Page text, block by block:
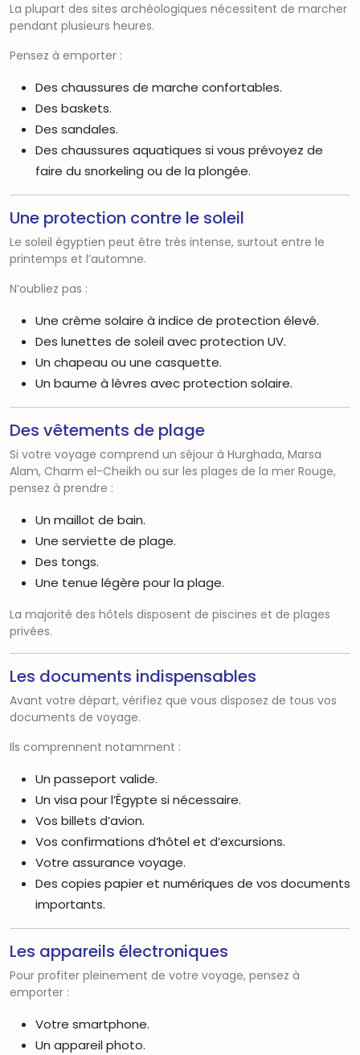
La plupart des sites archéologiques nécessitent de marcher
pendant plusieurs heures.
Pensez à emporter :
Des chaussures de marche confortables.
Des baskets.
Des sandales.
Des chaussures aquatiques si vous prévoyez de
faire du snorkeling ou de la plongée.
Une protection contre le soleil
Le soleil égyptien peut être très intense, surtout entre le
printemps et l’automne.
N’oubliez pas :
Une crème solaire à indice de protection élevé.
Des lunettes de soleil avec protection UV.
Un chapeau ou une casquette.
Un baume à lèvres avec protection solaire.
Des vêtements de plage
Si votre voyage comprend un séjour à Hurghada, Marsa
Alam, Charm el-Cheikh ou sur les plages de la mer Rouge,
pensez à prendre :
Un maillot de bain.
Une serviette de plage.
Des tongs.
Une tenue légère pour la plage.
La majorité des hôtels disposent de piscines et de plages
privées.
Les documents indispensables
Avant votre départ, vérifiez que vous disposez de tous vos
documents de voyage.
Ils comprennent notamment :
Un passeport valide.
Un visa pour l’Égypte si nécessaire.
Vos billets d’avion.
Vos confirmations d’hôtel et d’excursions.
Votre assurance voyage.
Des copies papier et numériques de vos documents
importants.
Les appareils électroniques
Pour profiter pleinement de votre voyage, pensez à
emporter :
Votre smartphone.
Un appareil photo.